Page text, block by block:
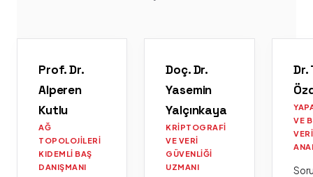
Prof. Dr.
Alperen
Kutlu
AĞ
TOPOLOJILERI
KIDEMLI BAŞ
DANIŞMANI
Doç. Dr.
Yasemin
Yalçınkaya
KRIPTOGRAFI
VE VERI
GÜVENLIĞI
UZMANI
Dr.
VE
VERI